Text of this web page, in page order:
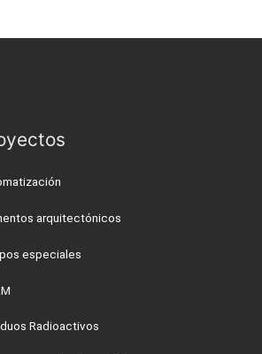
arquitectónicos
especiales
Radioactivos